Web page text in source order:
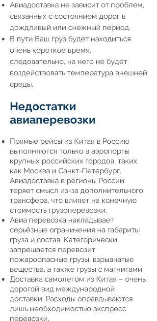
Авиадоставка не зависит от проблем,
связанных с состоянием дорог в
дождливый или снежный период.
В пути Ваш груз будет находиться
очень короткое время,
следовательно, на него не будет
воздействовать температура внешней
среды.
Недостатки
авиаперевозки
Прямые рейсы из Китая в Россию
выполняются только в аэропорты
крупных российских городов, таких
как Москва и Санкт-Петербург.
Авиадоставка в регионы России
теряет смысл из-за дополнительного
трансфера, что влияет на конечную
стоимость грузоперевозки.
Авиа перевозка накладывает
серьёзные ограничения на габариты
груза и состав. Категорически
запрещается перевозит
пожароопасные грузы, взрывчатые
вещества, а также грузы с магнитами.
Доставка самолетом из Китая – очень
дорогой вид международной
доставки. Расходы оправдываются
лишь необходимостью экспресс
перевозки.